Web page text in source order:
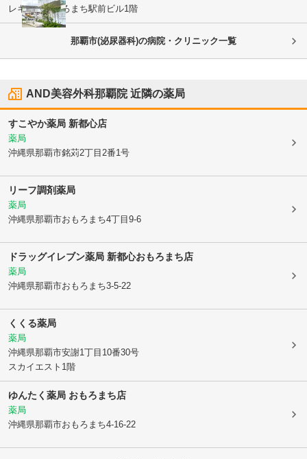
レキオスおもろまち駅前ビル1階
那覇市(泌尿器科)の病院・クリニック一覧
AND美容外科那覇院近隣の薬局
すこやか薬局 新都心店
薬局
沖縄県那覇市銘苅2丁目2番1号
リーフ調剤薬局
薬局
沖縄県那覇市おもろまち4丁目9-6
ドラッグイレブン薬局 新都心おもろまち店
薬局
沖縄県那覇市おもろまち3-5-22
くくる薬局
薬局
沖縄県那覇市安謝1丁目10番30号
スカイエスト1階
ゆんたく薬局 おもろまち店
薬局
沖縄県那覇市おもろまち4-16-22